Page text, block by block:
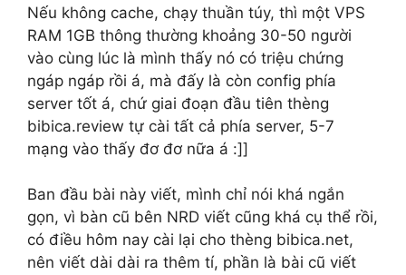
Nếu không cache, chạy thuần túy, thì một VPS
RAM 1GB thông thường khoảng 30-50 người
vào cùng lúc là mình thấy nó có triệu chứng
ngáp ngáp rồi á, mà đấy là còn config phía
server tốt á, chứ giai đoạn đầu tiên thèng
bibica.review tự cài tất cả phía server, 5-7
mạng vào thấy đơ đơ nữa á :]]
Ban đầu bài này viết, mình chỉ nói khá ngắn
gọn, vì bàn cũ bên NRD viết cũng khá cụ thể rồi,
có điều hôm nay cài lại cho thèng bibica.net,
nên viết dài dài ra thêm tí, phần là bài cũ viết